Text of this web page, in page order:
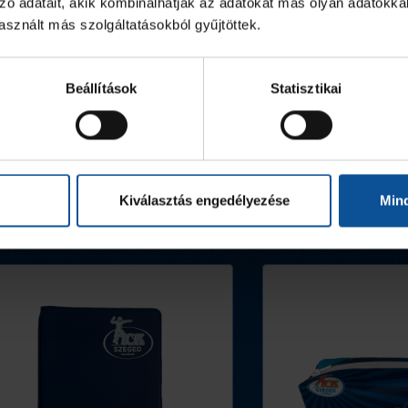
más szolgáltatásokból gyűjtöttek.
Beállítások Statisztikai
Kiválasztás engedélyezése